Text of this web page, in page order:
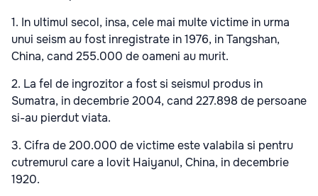
1. In ultimul secol, insa, cele mai multe victime in urma
unui seism au fost inregistrate in 1976, in Tangshan,
China, cand 255.000 de oameni au murit.
2. La fel de ingrozitor a fost si seismul produs in
Sumatra, in decembrie 2004, cand 227.898 de persoane
si-au pierdut viata.
3. Cifra de 200.000 de victime este valabila si pentru
cutremurul care a lovit Haiyanul, China, in decembrie
1920.